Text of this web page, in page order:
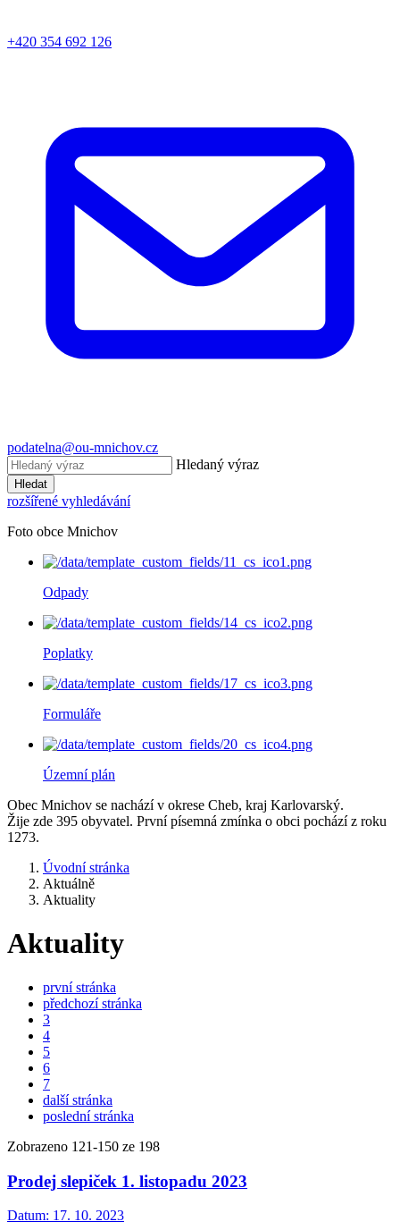
+420 354 692 126
podatelna@ou-mnichov.cz
Hledaný výraz
Hledat
rozšířené vyhledávání
Foto obce Mnichov
Odpady
Poplatky
Formuláře
Územní plán
Obec Mnichov se nachází v okrese Cheb, kraj Karlovarský.
Žije zde 395 obyvatel. První písemná zmínka o obci pochází z roku
1273.
Úvodní stránka
Aktuálně
Aktuality
Aktuality
první stránka
předchozí stránka
3
4
5
6
7
další stránka
poslední stránka
Zobrazeno 121-150 ze 198
Prodej slepiček 1. listopadu 2023
Datum: 17. 10. 2023